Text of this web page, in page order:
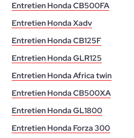
Entretien Honda CB500FA
Entretien Honda Xadv
Entretien Honda CB125F
Entretien Honda GLR125
Entretien Honda Africa twin
Entretien Honda CB500XA
Entretien Honda GL1800
Entretien Honda Forza 300